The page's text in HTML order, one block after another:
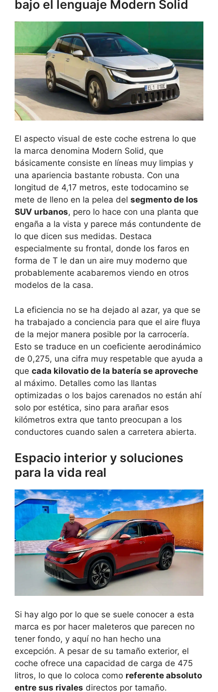
bajo el lenguaje Modern Solid
El aspecto visual de este coche estrena lo que
la marca denomina Modern Solid, que
básicamente consiste en líneas muy limpias y
una apariencia bastante robusta. Con una
longitud de 4,17 metros, este todocamino se
mete de lleno en la pelea del segmento de los
SUV urbanos, pero lo hace con una planta que
engaña a la vista y parece más contundente de
lo que dicen sus medidas. Destaca
especialmente su frontal, donde los faros en
forma de T le dan un aire muy moderno que
probablemente acabaremos viendo en otros
modelos de la casa.
La eficiencia no se ha dejado al azar, ya que se
ha trabajado a conciencia para que el aire fluya
de la mejor manera posible por la carrocería.
Esto se traduce en un coeficiente aerodinámico
de 0,275, una cifra muy respetable que ayuda a
que cada kilovatio de la batería se aproveche
al máximo. Detalles como las llantas
optimizadas o los bajos carenados no están ahí
solo por estética, sino para arañar esos
kilómetros extra que tanto preocupan a los
conductores cuando salen a carretera abierta.
Espacio interior y soluciones
para la vida real
Si hay algo por lo que se suele conocer a esta
marca es por hacer maleteros que parecen no
tener fondo, y aquí no han hecho una
excepción. A pesar de su tamaño exterior, el
coche ofrece una capacidad de carga de 475
litros, lo que lo coloca como referente absoluto
entre sus rivales directos por tamaño.